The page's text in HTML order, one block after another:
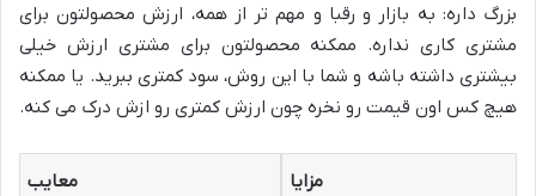
بزرگ داره: به بازار و رقبا و مهم تر از همه، ارزش محصولتون برای
مشتری کاری نداره. ممکنه محصولتون برای مشتری ارزش خیلی
بیشتری داشته باشه و شما با این روش، سود کمتری ببرید. یا ممکنه
هیچ کس اون قیمت رو نخره چون ارزش کمتری رو ازش درک می کنه.
مزایا معایب